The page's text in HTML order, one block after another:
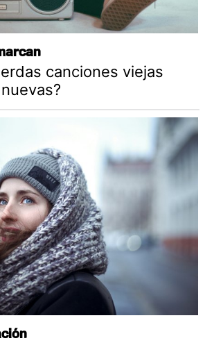
canciones viejas